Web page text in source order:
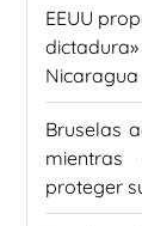
EEUU
Nicaragua
Bruselas
proteger